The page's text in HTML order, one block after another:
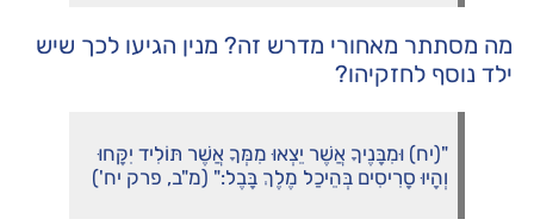
מה מסתתר מאחורי מדרש זה? מנין הגיעו לכך שיש
ילד נוסף לחזקיהו?
"(יח) וּמִבָּנֶיךָ אֲשֶׁר יֵצְאוּ מִמְּךָ אֲשֶׁר תּוֹלִיד יִקָּחוּ
וְהָיוּ סָרִיסִים בְּהֵיכַל מֶלֶךְ בָּבֶל:" (מ"ב, פרק יח')